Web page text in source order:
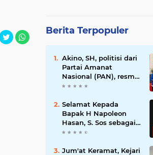
Berita Terpopuler
Akino, SH, politisi dari
Partai Amanat
Nasional (PAN), resmi
dilantik sebagai
Selamat Kepada
Bapak H Napoleon
Hasan, S. Sos sebagai
Ketua DPD G. BRAN
Jum'at Keramat, Kejari